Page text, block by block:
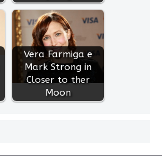
Vera Farmiga e
Mark Strong in
Closer to ther
Moon